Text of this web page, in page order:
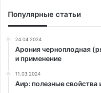
Популярные статьи
24.04.2024
Арония черноплодная
и применение
11.03.2024
Аир: полезные свойства